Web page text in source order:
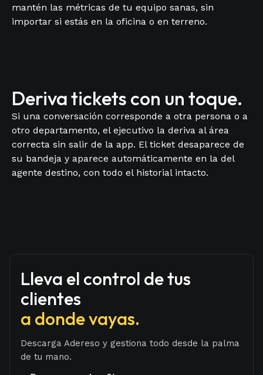
mantén las métricas de tu equipo sanas, sin
importar si estás en la oficina o en terreno.
Deriva tickets con un toque.
Si una conversación corresponde a otra persona o a
otro departamento, el ejecutivo la deriva al área
correcta sin salir de la app. El ticket desaparece de
su bandeja y aparece automáticamente en la del
agente destino, con todo el historial intacto.
Lleva el control de tus
clientes
a donde vayas.
Descarga Adereso y gestiona todo desde la palma
de tu mano.